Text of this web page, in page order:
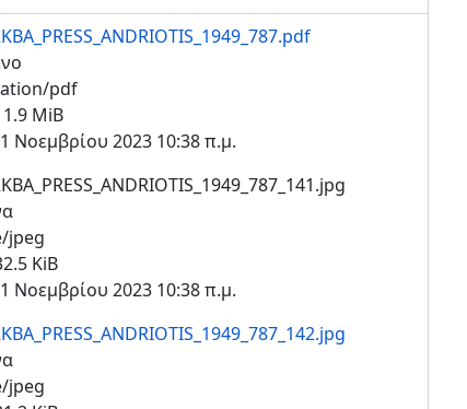
pdf
MiB
Νοεμβρίου 2023 10:38 π.μ.
jpeg
KiB
Νοεμβρίου 2023 10:38 π.μ.
jpeg